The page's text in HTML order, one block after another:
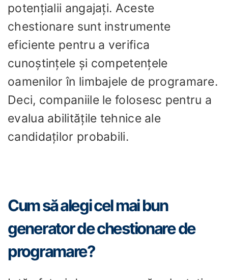
potențialii angajați. Aceste
chestionare sunt instrumente
eficiente pentru a verifica
cunoștințele și competențele
oamenilor în limbajele de programare.
Deci, companiile le folosesc pentru a
evalua abilitățile tehnice ale
candidaților probabili.
Cum să alegi cel mai bun
generator de chestionare de
programare?